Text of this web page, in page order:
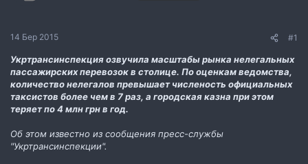
н
14 Бер 2015 #1
Укртрансинспекция озвучила масштабы рынка нелегальных
пассажирских перевозок в столице. По оценкам ведомства,
количество нелегалов превышает численость официальных
таксистов более чем в 7 раз, а городская казна при этом
теряет по 4 млн грн в год.
Об этом известно из сообщения пресс-службы
"Укртрансинспекции".